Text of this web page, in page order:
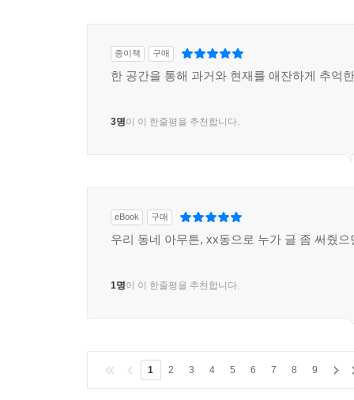
종이책 구매
한 공간을 통해 과거와 현재를 애잔하게 추억
3명이 이 한줄평을 추천합니다.
eBook 구매
우리 동네 아무튼, xx동으로 누가 글 좀 써줬으
1명이 이 한줄평을 추천합니다.
1 2 3 4 5 6 7 8 9